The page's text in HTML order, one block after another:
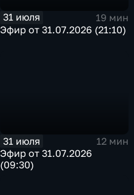
31 июля
19 мин
Эфир от 31.07.2026 (21:10)
31 июля
12 мин
Эфир от 31.07.2026
(09:30)